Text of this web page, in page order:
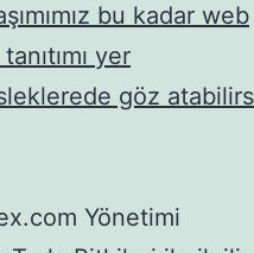
bu kadar web
yer
göz
Yönetimi